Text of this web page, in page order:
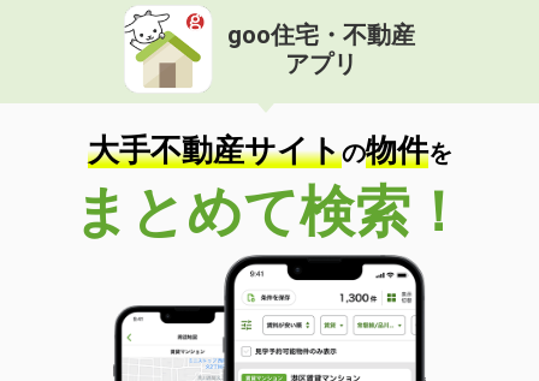
goo住宅・不動産
アプリ
大手不動産サイトの物件を
まとめて検索！